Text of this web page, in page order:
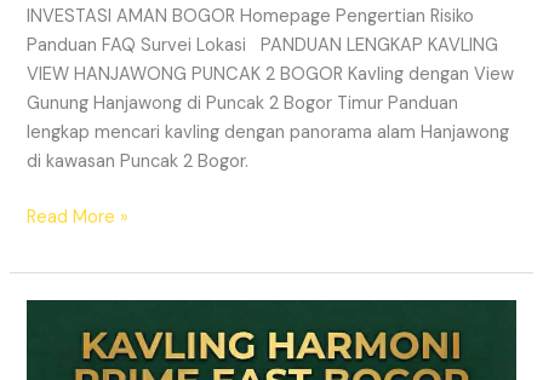
INVESTASI AMAN BOGOR Homepage Pengertian Risiko
Panduan FAQ Survei Lokasi PANDUAN LENGKAP KAVLING
VIEW HANJAWONG PUNCAK 2 BOGOR Kavling dengan View
Gunung Hanjawong di Puncak 2 Bogor Timur Panduan
lengkap mencari kavling dengan panorama alam Hanjawong
di kawasan Puncak 2 Bogor.
Read More »